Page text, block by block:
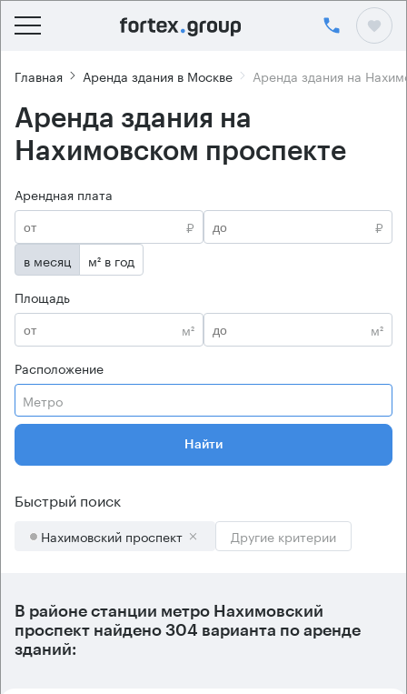
Главная Аренда здания в Москве Аренда здания на
Аренда здания на
Нахимовском проспекте
Арендная плата
₽
₽
в месяц
м² в год
Площадь
м²
м²
Расположение
Метро
Найти
Быстрый поиск
Нахимовский проспект Другие критерии
В районе станции метро Нахимовский
проспект найдено 304 варианта по аренде
зданий: